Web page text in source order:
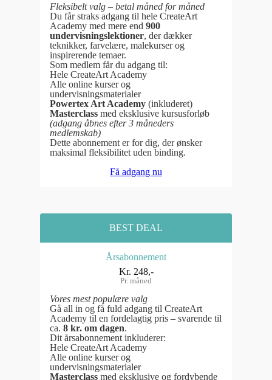
Fleksibelt valg – betal måned for måned
Du får straks adgang til hele CreateArt
Academy med mere end 900
undervisningslektioner, der dækker
teknikker, farvelære, malekurser og
inspirerende temaer.
Som medlem får du adgang til:
Hele CreateArt Academy
Alle online kurser og
undervisningsmaterialer
Powertex Art Academy (inkluderet)
Masterclass med eksklusive kursusforløb
(adgang åbnes efter 3 måneders
medlemskab)
Dette abonnement er for dig, der ønsker
maksimal fleksibilitet uden binding.
Få adgang nu
BEST DEAL
Årsabonnement
Kr. 248,-
Pr. måned
Vores mest populære valg
Gå all in og få fuld adgang til CreateArt
Academy til en fordelagtig pris – svarende til
ca. 8 kr. om dagen.
Dit årsabonnement inkluderer:
Hele CreateArt Academy
Alle online kurser og
undervisningsmaterialer
Masterclass med eksklusive og fordybende